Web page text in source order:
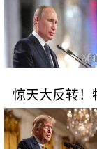
惊天大反转！